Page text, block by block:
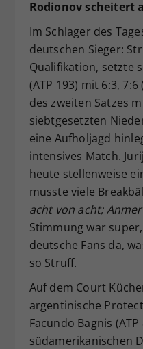
Rodionov scheitert
Im Schlager des
deutschen Sieger:
Qualifikation, setzte
(ATP 193) mit 6:3,
des zweiten Satzes
siebtgesetzten
eine Aufholjagd
intensives Match.
heute stellenweise
musste viele
acht von acht;
Stimmung war
deutsche Fans da,
so Struff.
Auf dem Court
argentinische
Facundo Bagnis (ATP
südamerikanischen